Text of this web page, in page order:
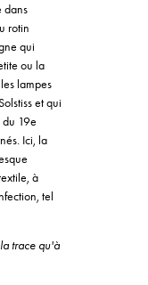
dans
rotin
qui
ou la
lampes
et qui
19e
Ici, la
à
tel
trace qu'à